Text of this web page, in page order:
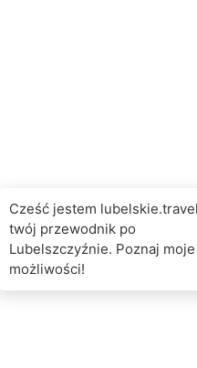
Cześć jestem
twój przewodnik po
Lubelszczyźnie. Poznaj moje
możliwości!